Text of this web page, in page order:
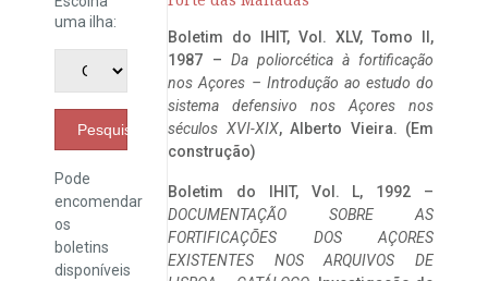
uma ilha:
Pesquisar
Pode
encomendar
os
boletins
disponíveis
Boletim do IHIT, Vol. XLV, Tomo II,
1987 – Da poliorcética à fortificação
nos Açores – Introdução ao estudo do
sistema defensivo nos Açores nos
séculos XVI-XIX, Alberto Vieira. (Em
construção)
Boletim do IHIT, Vol. L, 1992 –
DOCUMENTAÇÃO SOBRE AS
FORTIFICAÇÕES DOS AÇORES
EXISTENTES NOS ARQUIVOS DE